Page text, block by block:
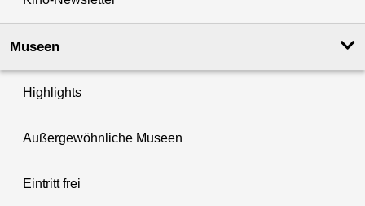
Museen
Highlights
Außergewöhnliche Museen
Eintritt frei